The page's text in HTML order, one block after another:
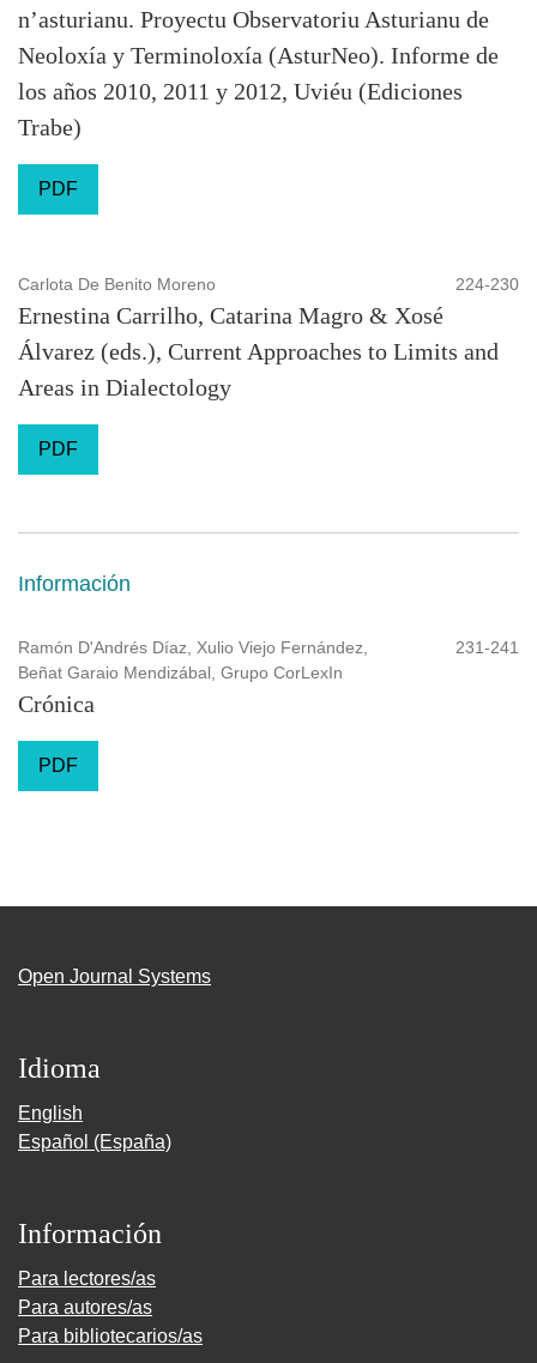
n’asturianu. Proyectu Observatoriu Asturianu de
Neoloxía y Terminoloxía (AsturNeo). Informe de
los años 2010, 2011 y 2012, Uviéu (Ediciones
Trabe)
PDF
Carlota De Benito Moreno 224-230
Ernestina Carrilho, Catarina Magro & Xosé
Álvarez (eds.), Current Approaches to Limits and
Areas in Dialectology
PDF
Información
Ramón D'Andrés Díaz, Xulio Viejo Fernández,
Beñat Garaio Mendizábal, Grupo CorLexIn
231-241
Crónica
PDF
Open Journal Systems
Idioma
English
Español (España)
Información
Para lectores/as
Para autores/as
Para bibliotecarios/as